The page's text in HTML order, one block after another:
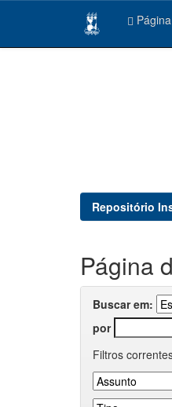
Repositório
Página
Buscar em:
por
Filtros